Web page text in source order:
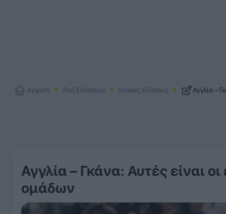
Αρχική Ροή Ειδήσεων Γενικές Ειδήσεις Αγγλία –
Αγγλία – Γκάνα: Αυτές είναι
ομάδων